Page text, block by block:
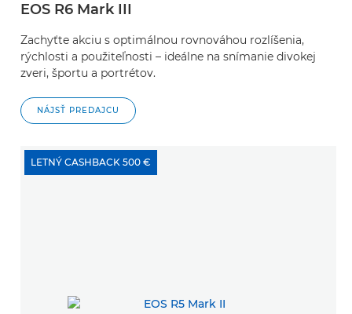
EOS R6 Mark III
Zachyťte akciu s optimálnou rovnováhou rozlíšenia,
rýchlosti a použiteľnosti – ideálne na snímanie divokej
zveri, športu a portrétov.
NÁJSŤ PREDAJCU
LETNÝ CASHBACK 500 €